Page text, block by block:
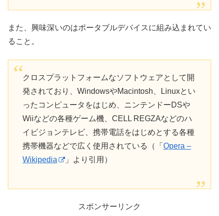
また、興味深いのはポータブルデバイスに組み込まれてい
ること。
クロスプラットフォームなソフトウェアとして開
発されており、WindowsやMacintosh、Linuxとい
ったコンピュータをはじめ、ニンテンドーDSや
Wiiなどの各種ゲーム機、CELL REGZAなどのハ
イビジョンテレビ、携帯電話をはじめとする各種
携帯機器などで広く使用されている（「 Opera –
Wikipedia
」より引用）
スポンサーリンク